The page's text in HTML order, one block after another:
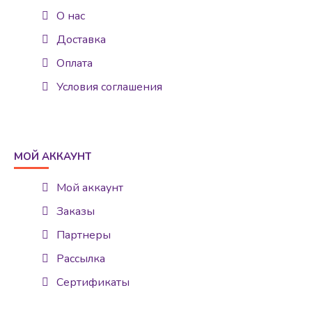
О нас
Доставка
Оплата
Условия соглашения
МОЙ АККАУНТ
Мой аккаунт
Заказы
Партнеры
Рассылка
Сертификаты